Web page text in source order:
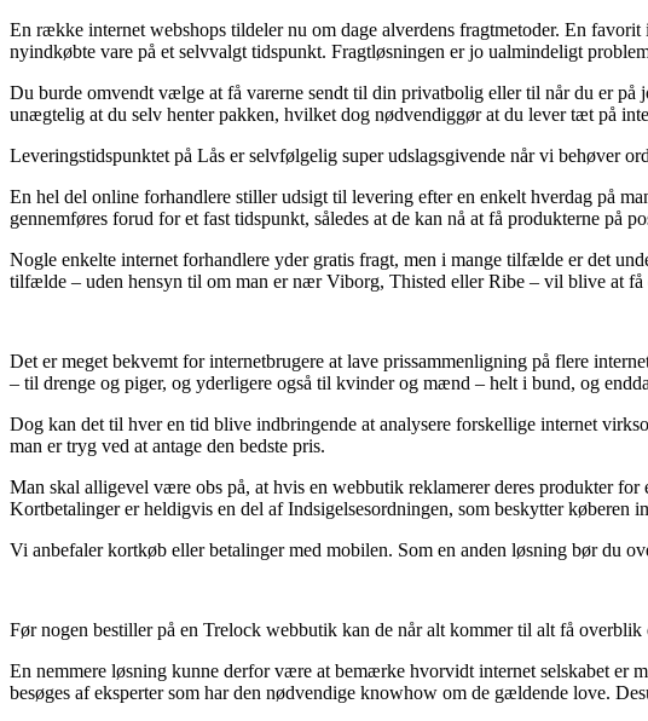
En række internet webshops tildeler nu om dage alverdens fragtmetoder. En
nyindkøbte vare på et selvvalgt tidspunkt. Fragtløsningen er jo ualmindeligt
Du burde omvendt vælge at få varerne sendt til din privatbolig eller til når du er
unægtelig at du selv henter pakken, hvilket dog nødvendiggør at du lever tæt på
Leveringstidspunktet på Lås er selvfølgelig super udslagsgivende når vi behøver
En hel del online forhandlere stiller udsigt til levering efter en enkelt hverdag på
gennemføres forud for et fast tidspunkt, således at de kan nå at få produkterne på
Nogle enkelte internet forhandlere yder gratis fragt, men i mange tilfælde er det
tilfælde – uden hensyn til om man er nær Viborg, Thisted eller Ribe – vil blive at få
Det er meget bekvemt for internetbrugere at lave prissammenligning på flere
– til drenge og piger, og yderligere også til kvinder og mænd – helt i bund, og
Dog kan det til hver en tid blive indbringende at analysere forskellige internet
man er tryg ved at antage den bedste pris.
Man skal alligevel være obs på, at hvis en webbutik reklamerer deres produkter
Kortbetalinger er heldigvis en del af Indsigelsesordningen, som beskytter køberen
Vi anbefaler kortkøb eller betalinger med mobilen. Som en anden løsning bør du
Før nogen bestiller på en Trelock webbutik kan de når alt kommer til alt få
En nemmere løsning kunne derfor være at bemærke hvorvidt internet selskabet er
besøges af eksperter som har den nødvendige knowhow om de gældende love.